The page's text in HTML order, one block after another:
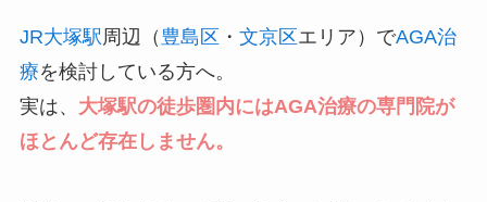
JR大塚駅 周辺（ 豊島区 ・ 文京区エリア）でAGA治
療を検討している方へ。
実は、 大塚駅の徒歩圏内にはAGA治療の専門院が
ほとんど存在しません。